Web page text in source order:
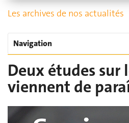
Les archives de nos actualités
Navigation
Deux études sur
viennent de